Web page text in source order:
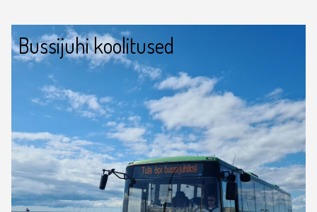
Bussijuhi koolitused